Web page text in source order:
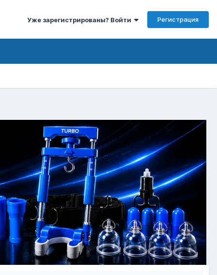
Уже зарегистрированы? Войти Регистрация